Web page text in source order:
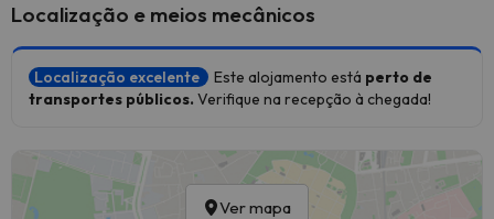
Localização e meios mecânicos
Localização excelente Este alojamento está perto de
transportes públicos. Verifique na recepção à chegada!
Ver mapa